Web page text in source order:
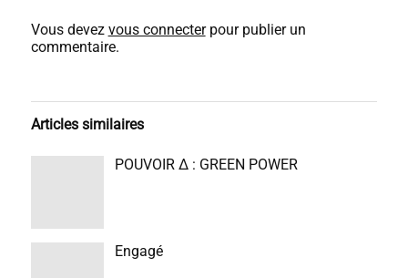
Vous devez vous connecterpour publier un
commentaire.
Articles similaires
POUVOIR Δ : GREEN POWER
Engagé